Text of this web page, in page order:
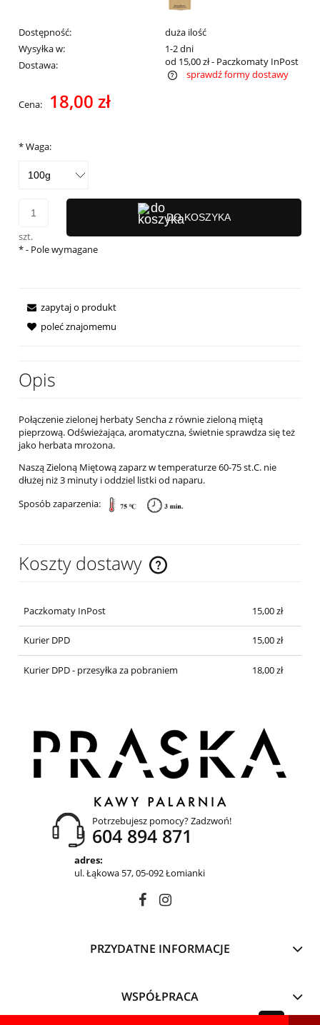
Dostępność:
duża ilość
Wysyłka w:
1-2 dni
Dostawa:
od 15,00 zł- Paczkomaty InPost
sprawdź formy dostawy
Cena: 18,00 zł
*Waga:
szt.
DO KOSZYKA
*- Pole wymagane
zapytaj o produkt
poleć znajomemu
Opis
Połączenie zielonej herbaty Sencha z równie zieloną miętą
pieprzową. Odświeżająca, aromatyczna, świetnie sprawdza się też
jako herbata mrożona.
Naszą Zieloną Miętową zaparz w temperaturze 60-75 st.C. nie
dłużej niż 3 minuty i oddziel listki od naparu.
Sposób zaparzenia:
Koszty dostawy
Cena nie zawiera ewentualnych kosztów płatności
Paczkomaty InPost 15,00 zł
Kurier DPD 15,00 zł
Kurier DPD - przesyłka za pobraniem 18,00 zł
Potrzebujesz pomocy? Zadzwoń!
604 894 871
adres:
ul. Łąkowa 57, 05-092 Łomianki
PRZYDATNE INFORMACJE
WSPÓŁPRACA